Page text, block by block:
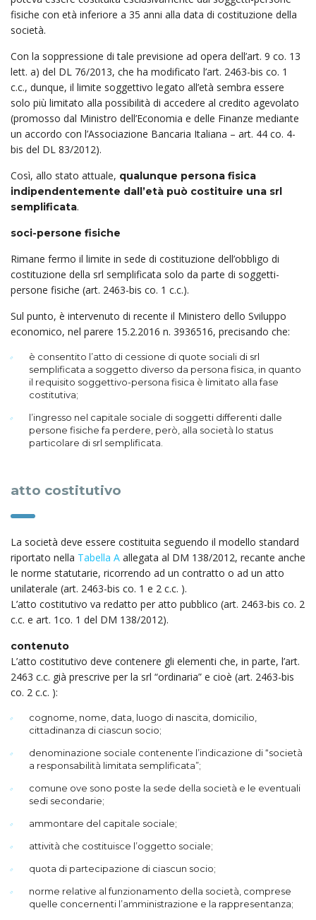
fisiche con età inferiore a 35 anni alla data di costituzione della
società.
Con la soppressione di tale previsione ad opera dell’art. 9 co. 13
lett. a) del DL 76/2013, che ha modificato l’art. 2463-bis co. 1
c.c., dunque, il limite soggettivo legato all’età sembra essere
solo più limitato alla possibilità di accedere al credito agevolato
(promosso dal Ministro dell’Economia e delle Finanze mediante
un accordo con l’Associazione Bancaria Italiana – art. 44 co. 4-
bis del DL 83/2012).
Così, allo stato attuale, qualunque persona fisica
indipendentemente dall’età può costituire una srl
semplificata.
soci-persone fisiche
Rimane fermo il limite in sede di costituzione dell’obbligo di
costituzione della srl semplificata solo da parte di soggetti-
persone fisiche (art. 2463-bis co. 1 c.c.).
Sul punto, è intervenuto di recente il Ministero dello Sviluppo
economico, nel parere 15.2.2016 n. 3936516, precisando che:
è consentito l’atto di cessione di quote sociali di srl
semplificata a soggetto diverso da persona fisica, in quanto
il requisito soggettivo-persona fisica è limitato alla fase
costitutiva;
l’ingresso nel capitale sociale di soggetti differenti dalle
persone fisiche fa perdere, però, alla società lo status
particolare di srl semplificata.
atto costitutivo
La società deve essere costituita seguendo il modello standard
riportato nella Tabella A allegata al DM 138/2012, recante anche
le norme statutarie, ricorrendo ad un contratto o ad un atto
unilaterale (art. 2463-bis co. 1 e 2 c.c. ).
L’atto costitutivo va redatto per atto pubblico (art. 2463-bis co. 2
c.c. e art. 1co. 1 del DM 138/2012).
contenuto
L’atto costitutivo deve contenere gli elementi che, in parte, l’art.
2463 c.c. già prescrive per la srl “ordinaria” e cioè (art. 2463-bis
co. 2 c.c. ):
cognome, nome, data, luogo di nascita, domicilio,
cittadinanza di ciascun socio;
denominazione sociale contenente l’indicazione di “società
a responsabilità limitata semplificata”;
comune ove sono poste la sede della società e le eventuali
sedi secondarie;
ammontare del capitale sociale;
attività che costituisce l’oggetto sociale;
quota di partecipazione di ciascun socio;
norme relative al funzionamento della società, comprese
quelle concernenti l’amministrazione e la rappresentanza;